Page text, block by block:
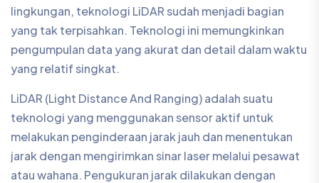
lingkungan, teknologi LiDAR sudah menjadi bagian
yang tak terpisahkan. Teknologi ini memungkinkan
pengumpulan data yang akurat dan detail dalam waktu
yang relatif singkat.
LiDAR (Light Distance And Ranging) adalah suatu
teknologi yang menggunakan sensor aktif untuk
melakukan penginderaan jarak jauh dan menentukan
jarak dengan mengirimkan sinar laser melalui pesawat
atau wahana. Pengukuran jarak dilakukan dengan